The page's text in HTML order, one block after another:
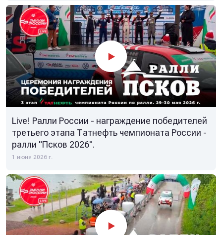
Live! Ралли России - награждение победителей
третьего этапа Татнефть чемпионата России -
ралли "Псков 2026".
1 июня 2026 г.